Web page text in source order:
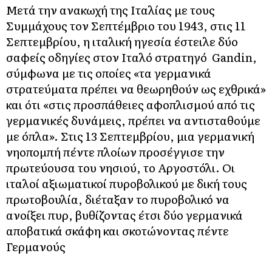
Μετά την ανακωχή της Ιταλίας με τους
Συμμάχους τον Σεπτέμβριο του 1943, στις 11
Σεπτεμβρίου, η ιταλική ηγεσία έστειλε δύο
σαφείς οδηγίες στον Ιταλό στρατηγό Gandin,
σύμφωνα με τις οποίες «τα γερμανικά
στρατεύματα πρέπει να θεωρηθούν ως εχθρικά»
και ότι «στις προσπάθειες αφοπλισμού από τις
γερμανικές δυνάμεις, πρέπει να αντισταθούμε
με όπλα». Στις 13 Σεπτεμβρίου, μια γερμανική
νηοπομπή πέντε πλοίων προσέγγισε την
πρωτεύουσα του νησιού, το Αργοστόλι. Οι
ιταλοί αξιωματικοί πυροβολικού με δική τους
πρωτοβουλία, διέταξαν το πυροβολικό να
ανοίξει πυρ, βυθίζοντας έτσι δύο γερμανικά
αποβατικά σκάφη και σκοτώνοντας πέντε
Γερμανούς